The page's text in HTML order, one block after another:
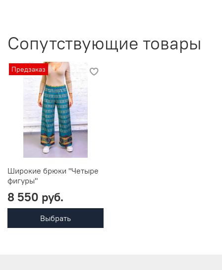
Сопутствующие товары
Предзаказ
Широкие брюки "Четыре
фигуры"
8 550 руб.
Выбрать